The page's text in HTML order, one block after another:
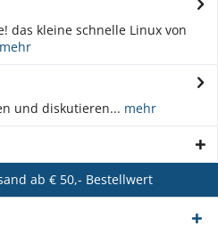
das kleine schnelle Linux von
mehr
und diskutieren... mehr
ab € 50,- Bestellwert